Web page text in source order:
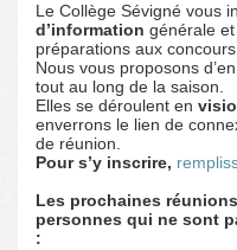
Le Collège Sévigné vous
d’information générale
préparations aux
Nous vous proposons
tout au long de la saison.
Elles se déroulent en
enverrons le lien de
de réunion.
Pour s’y inscrire,
Les prochaines
personnes qui ne sont
: